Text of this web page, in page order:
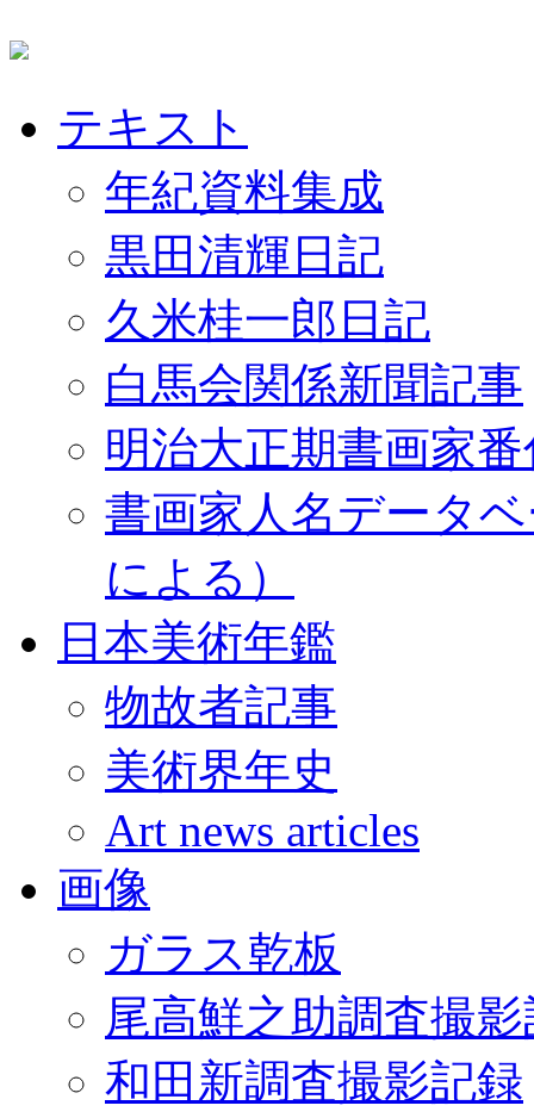
テキスト
年紀資料集成
黒田清輝日記
久米桂一郎日記
白馬会関係新聞記事
明治大正期書画家
書画家人名データ
による）
日本美術年鑑
物故者記事
美術界年史
Art news articles
画像
ガラス乾板
尾高鮮之助調査撮
和田新調査撮影記録